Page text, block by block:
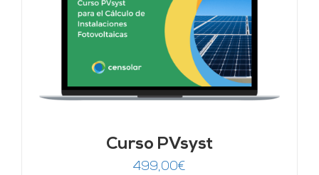
Curso PVsyst
499,00€